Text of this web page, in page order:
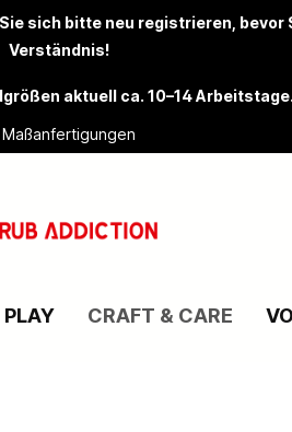
sich bitte neu registrieren ,
Verständnis!
aktuell ca. 10–14 Arbeitstage.
Maßanfertigungen
PLAY CRAFT & CARE